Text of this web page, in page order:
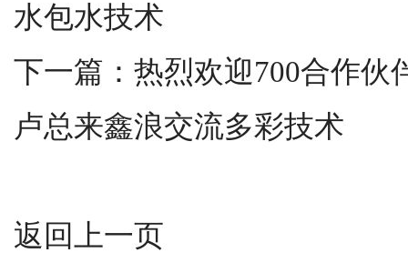
水包水技术
下一篇： 热烈欢迎700合作
卢总来鑫浪交流多彩技术
返回上一页